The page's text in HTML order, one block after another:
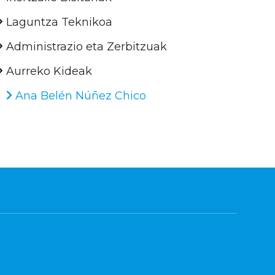
Laguntza Teknikoa
Administrazio eta Zerbitzuak
Aurreko Kideak
Ana Belén Núñez Chico